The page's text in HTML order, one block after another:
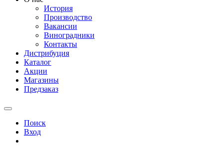
История
Производство
Вакансии
Виноградники
Контакты
Дистрибуция
Каталог
Акции
Магазины
Предзаказ
Поиск
Вход